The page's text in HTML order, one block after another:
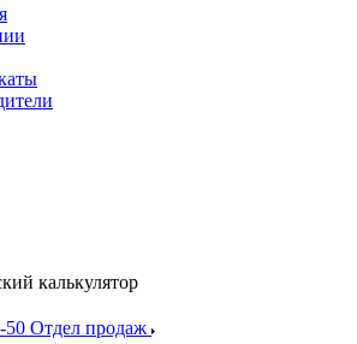
калькулятор
50 Отдел продаж